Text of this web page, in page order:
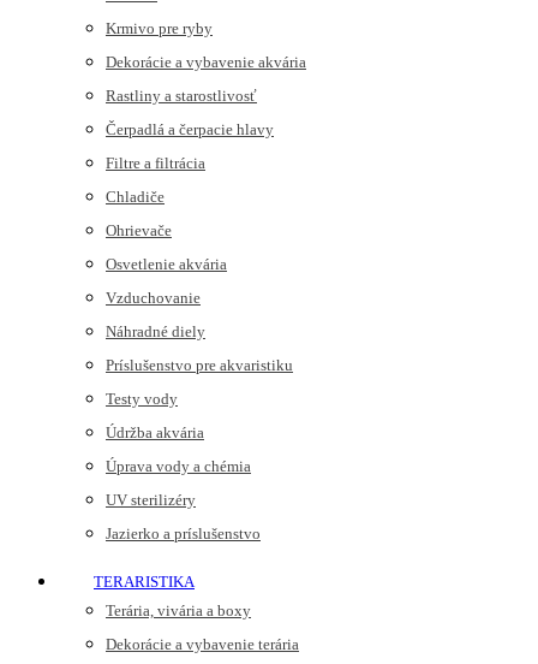
Krmivo pre ryby
Dekorácie a vybavenie akvária
Rastliny a starostlivosť
Čerpadlá a čerpacie hlavy
Filtre a filtrácia
Chladiče
Ohrievače
Osvetlenie akvária
Vzduchovanie
Náhradné diely
Príslušenstvo pre akvaristiku
Testy vody
Údržba akvária
Úprava vody a chémia
UV sterilizéry
Jazierko a príslušenstvo
TERARISTIKA
Terária, vivária a boxy
Dekorácie a vybavenie terária